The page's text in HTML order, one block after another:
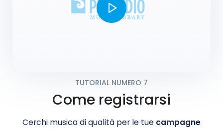
TUTORIAL NUMERO 7
Come registrarsi
Cerchi musica di qualità per le tue campagne